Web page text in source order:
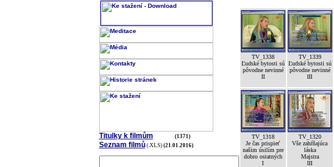
Titulky k filmům (1371)
Seznam filmů (.XLS) (21.01.2016)
TV_1338
Ľudské bytosti sú
pôvodne nevinné
II
TV_1339
Ľudské bytosti sú
pôvodne nevinné
III
TV_1318
Je čas prispieť
našim úsilím pre
dobro ostatných
I
TV_1320
Vše zahŕňajúca
láska
Majstra
III